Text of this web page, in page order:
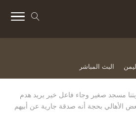
البث المباشر
مسجد صغير وجاء فاعل خير يريد هدم
الأهالي بحجة أنه صدقة جارية عن أبيهم